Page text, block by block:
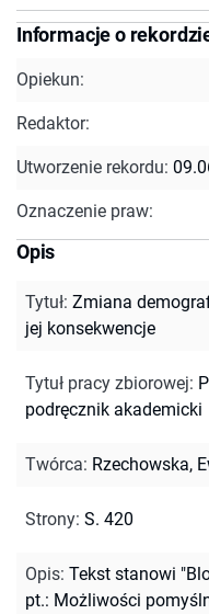
Informacje o
Opiekun:
Redaktor:
Utworzenie rekordu:
Oznaczenie praw:
Opis
Tytuł: Zmiana
jej konsekwencje
Tytuł pracy zbiorowej:
podręcznik akademicki
Twórca: Rzechowska,
Strony: S. 420
Opis: Tekst stanowi
pt.: Możliwości